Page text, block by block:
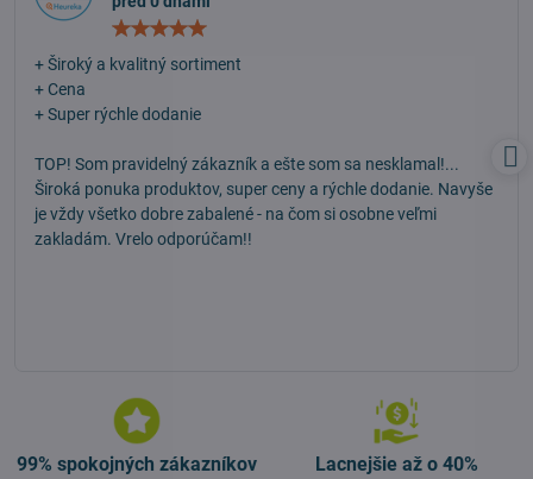
+ Široký a kvalitný sortiment
+ Cena
+ Super rýchle dodanie
TOP! Som pravidelný zákazník a ešte som sa nesklamal!...
Široká ponuka produktov, super ceny a rýchle dodanie. Navyše
je vždy všetko dobre zabalené - na čom si osobne veľmi
zakladám. Vrelo odporúčam!!
99% spokojných zákazníkov Lacnejšie až o 40%